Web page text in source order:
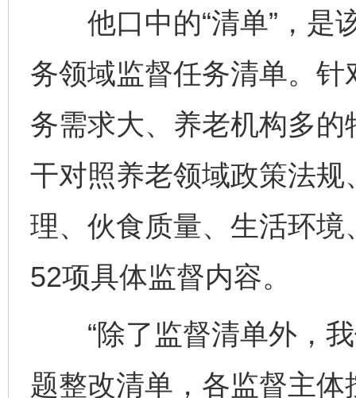
他口中的“清单”，是
务领域监督任务清单。
务需求大、养老机构多
干对照养老领域政策法
理、伙食质量、生活环
52项具体监督内容。
“除了监督清单外，我
题整改清单，各监督主